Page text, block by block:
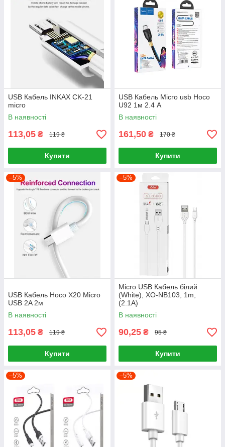
USB Кабель INKAX CK-21
micro
В наявності
113,05 ₴ 119 ₴
Купити
USB Кабель Micro usb Hoco
U92 1м 2.4 A
В наявності
161,50 ₴ 170 ₴
Купити
–5%
USB Кабель Hoco X20 Micro
USB 2A 2м
В наявності
113,05 ₴ 119 ₴
Купити
–5%
Micro USB Кабель білий
(White), XO-NB103, 1m,
(2.1A)
В наявності
90,25 ₴ 95 ₴
Купити
–5% –5%